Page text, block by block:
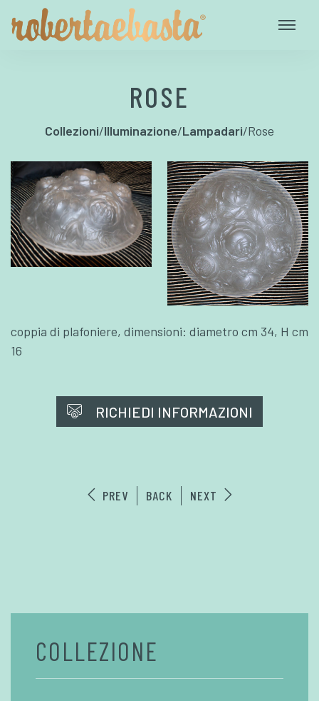
ROSE
Collezioni/Illuminazione/Lampadari/Rose
coppia di plafoniere, dimensioni: diametro cm 34, H cm
16
RICHIEDI INFORMAZIONI
PREV BACK NEXT
COLLEZIONE